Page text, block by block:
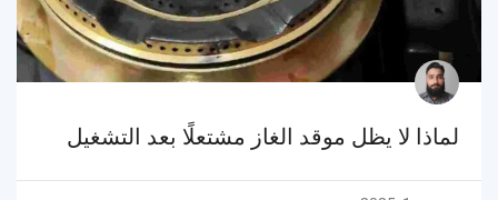
لماذا لا يظل موقد الغاز مشتعلًا بعد التشغيل